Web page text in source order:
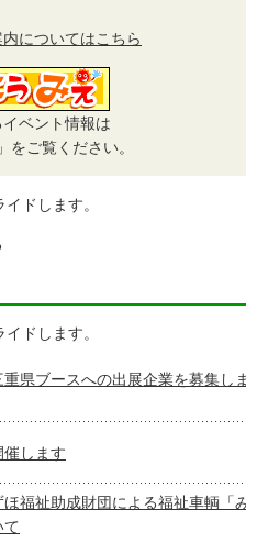
についてはこちら
ベント情報は
をご覧ください。
ドします。
ドします。
重県ブースへの出展企業を募集し
します
ほ福祉助成財団による福祉車輌「
て